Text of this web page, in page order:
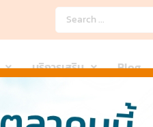
บริการเสริม Blog